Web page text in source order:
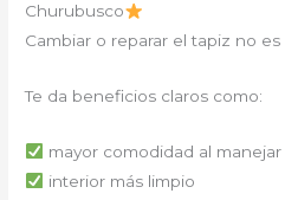
Churubusco
Cambiar o reparar el tapiz no
Te da beneficios claros como:
mayor comodidad al manejar
interior más limpio